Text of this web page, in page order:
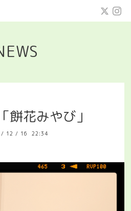
餅花みやび」
/ 12 / 16 22:34